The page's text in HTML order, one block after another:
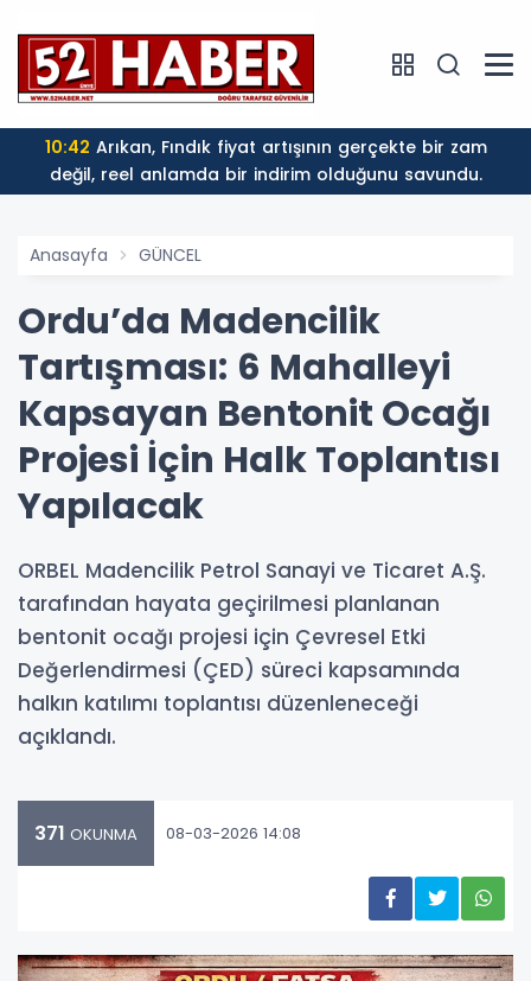
10:42
değil, reel anlamda bir indirim olduğunu savundu.
Anasayfa GÜNCEL
Ordu’da Madencilik
Tartışması: 6 Mahalleyi
Kapsayan Bentonit Ocağı
Projesi İçin Halk Toplantısı
Yapılacak
ORBEL Madencilik Petrol Sanayi ve Ticaret A.Ş.
tarafından hayata geçirilmesi planlanan
bentonit ocağı projesi için Çevresel Etki
Değerlendirmesi (ÇED) süreci kapsamında
halkın katılımı toplantısı düzenleneceği
açıklandı.
371 OKUNMA 08-03-2026 14:08